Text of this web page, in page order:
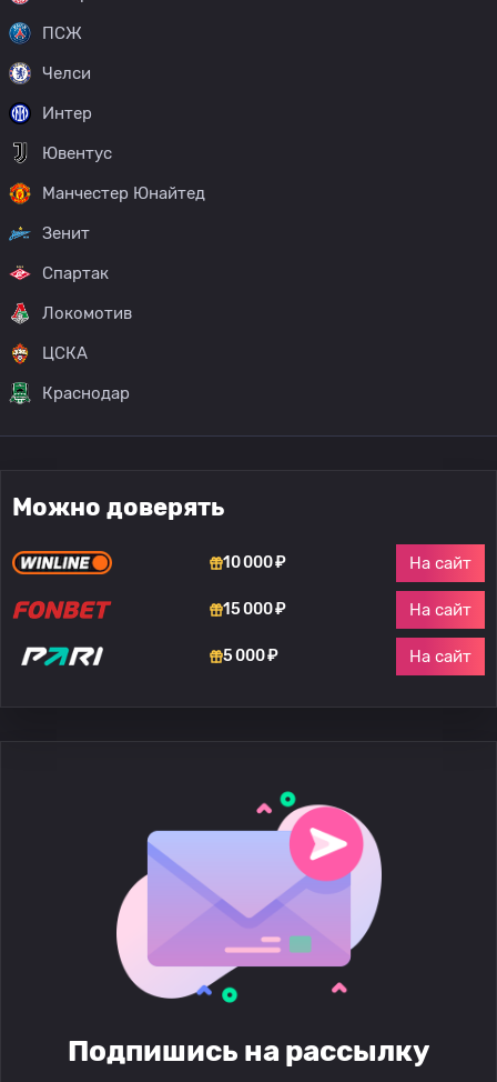
ПСЖ
Челси
Интер
Ювентус
Манчестер Юнайтед
Зенит
Спартак
Локомотив
ЦСКА
Краснодар
Можно доверять
10 000 ₽ На сайт
15 000 ₽ На сайт
5 000 ₽ На сайт
Подпишись на рассылку